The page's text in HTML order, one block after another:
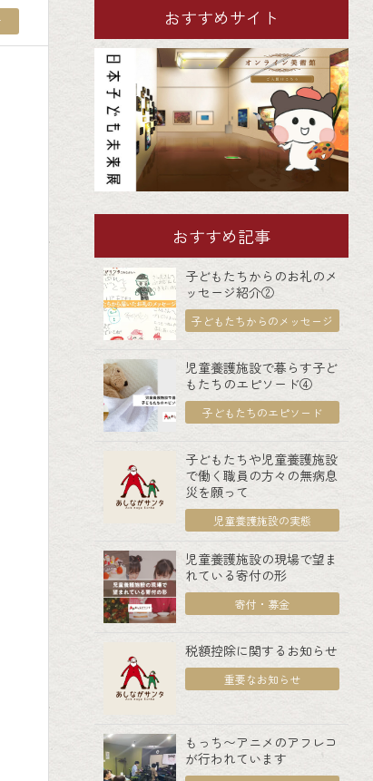
おすすめサイト
おすすめ記事
子どもたちからのお礼のメ
ッセージ紹介②
子どもたちからのメッセージ
児童養護施設で暮らす子ど
もたちのエピソード④
子どもたちのエピソード
子どもたちや児童養護施設
で働く職員の方々の無病息
災を願って
児童養護施設の実態
児童養護施設の現場で望ま
れている寄付の形
寄付・募金
税額控除に関するお知らせ
重要なお知らせ
もっち〜アニメのアフレコ
が行われています